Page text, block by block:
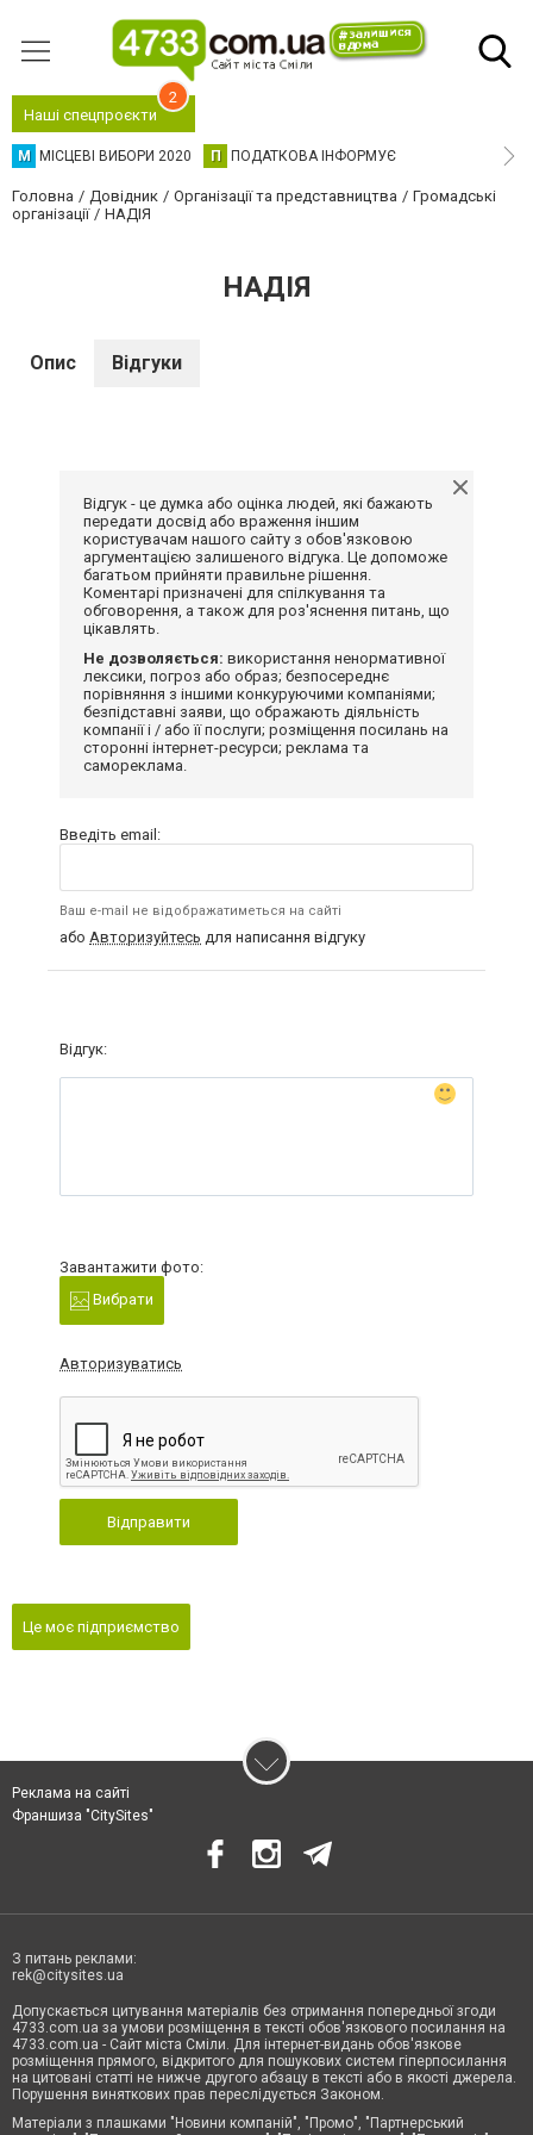
Наші спецпроєкти
2
М МІСЦЕВІ ВИБОРИ 2020 П ПОДАТКОВА ІНФОРМУЄ
Головна Довідник Організації та представництва
Громадські
організації
НАДІЯ
НАДІЯ
Опис Відгуки
Відгук - це думка або оцінка людей, які бажають
передати досвід або враження іншим
користувачам нашого сайту з обов'язковою
аргументацією залишеного відгука. Це допоможе
багатьом прийняти правильне рішення.
Коментарі призначені для спілкування та
обговорення, а також для роз'яснення питань, що
цікавлять.
Не дозволяється: використання ненормативної
лексики, погроз або образ; безпосереднє
порівняння з іншими конкуруючими компаніями;
безпідставні заяви, що ображають діяльність
компанії і / або її послуги; розміщення посилань на
сторонні інтернет-ресурси; реклама та
самореклама.
Введіть email:
Ваш e-mail не відображатиметься на сайті
або Авторизуйтесь для написання відгуку
Відгук:
Завантажити фото:
Вибрати
Авторизуватись
Відправити
Це моє підприємство
Реклама на сайті
Франшиза "CitySites"
З питань реклами:
rek@citysites.ua
Допускається цитування матеріалів без отримання попередньої згоди
4733.com.ua за умови розміщення в тексті обов'язкового посилання на
4733.com.ua - Сайт міста Сміли. Для інтернет-видань обов'язкове
розміщення прямого, відкритого для пошукових систем гіперпосилання
на цитовані статті не нижче другого абзацу в тексті або в якості джерела.
Порушення виняткових прав переслідується Законом.
Матеріали з плашками "Новини компаній", "Промо", "Партнерський